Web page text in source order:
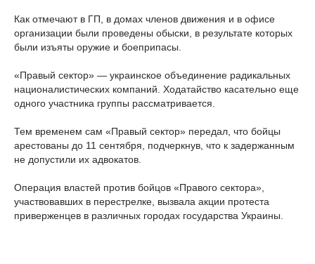
Как отмечают в ГП, в домах членов движения и в офисе
организации были проведены обыски, в результате которых
были изъяты оружие и боеприпасы.
«Правый сектор» — украинское объединение радикальных
националистических компаний. Ходатайство касательно еще
одного участника группы рассматривается.
Тем временем сам «Правый сектор» передал, что бойцы
арестованы до 11 сентября, подчеркнув, что к задержанным
не допустили их адвокатов.
Операция властей против бойцов «Правого сектора»,
участвовавших в перестрелке, вызвала акции протеста
приверженцев в различных городах государства Украины.